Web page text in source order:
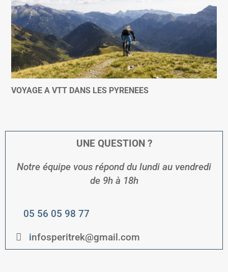
VOYAGE A VTT DANS LES PYRENEES
UNE QUESTION ?
Notre équipe vous répond du lundi au vendredi
de 9h à 18h
05 56 05 98 77
infosperitrek@gmail.com